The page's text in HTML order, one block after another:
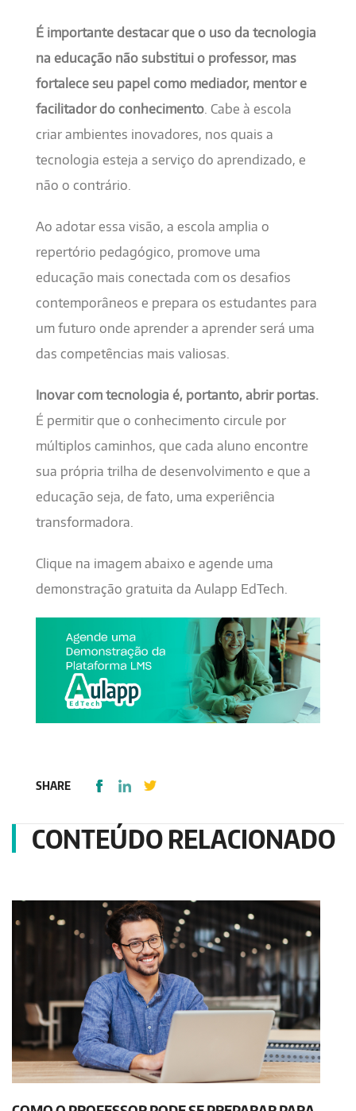
É importante destacar que o uso da tecnologia
na educação não substitui o professor, mas
fortalece seu papel como mediador, mentor e
facilitador do conhecimento . Cabe à escola
criar ambientes inovadores, nos quais a
tecnologia esteja a serviço do aprendizado, e
não o contrário.
Ao adotar essa visão, a escola amplia o
repertório pedagógico, promove uma
educação mais conectada com os desafios
contemporâneos e prepara os estudantes para
um futuro onde aprender a aprender será uma
das competências mais valiosas.
Inovar com tecnologia é, portanto, abrir portas.
É permitir que o conhecimento circule por
múltiplos caminhos, que cada aluno encontre
sua própria trilha de desenvolvimento e que a
educação seja, de fato, uma experiência
transformadora.
Clique na imagem abaixo e agende uma
demonstração gratuita da Aulapp EdTech.
1080x400.jpg
SHARE
CONTEÚDO RELACIONADO